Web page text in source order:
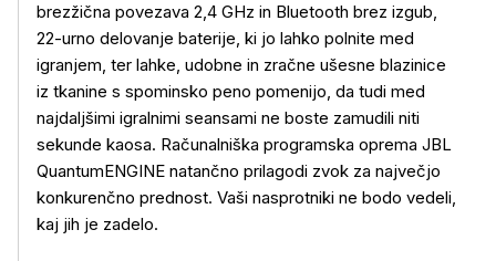
brezžična povezava 2,4 GHz in Bluetooth brez izgub,
22-urno delovanje baterije, ki jo lahko polnite med
igranjem, ter lahke, udobne in zračne ušesne blazinice
iz tkanine s spominsko peno pomenijo, da tudi med
najdaljšimi igralnimi seansami ne boste zamudili niti
sekunde kaosa. Računalniška programska oprema JBL
QuantumENGINE natančno prilagodi zvok za največjo
konkurenčno prednost. Vaši nasprotniki ne bodo vedeli,
kaj jih je zadelo.